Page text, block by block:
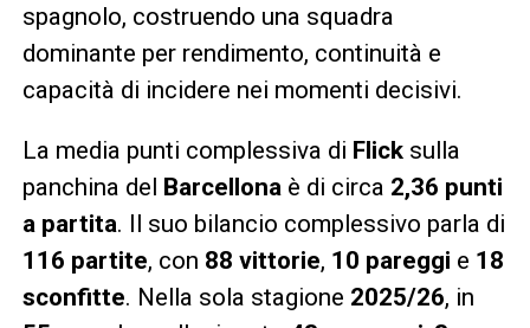
spagnolo, costruendo una squadra
dominante per rendimento, continuità e
capacità di incidere nei momenti decisivi.
La media punti complessiva di Flicksulla
panchina del Barcellona è di circa 2,36 punti
a partita. Il suo bilancio complessivo parla di
116 partite, con 88 vittorie, 10 pareggi e 18
sconfitte. Nella sola stagione 2025/26, in